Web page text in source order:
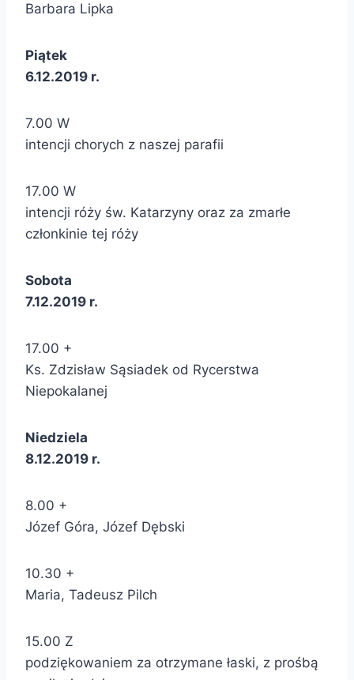
Barbara Lipka
Piątek
6.12.2019 r.
7.00 W
intencji chorych z naszej parafii
17.00 W
intencji róży św. Katarzyny oraz za zmarłe
członkinie tej róży
Sobota
7.12.2019 r.
17.00 +
Ks. Zdzisław Sąsiadek od Rycerstwa
Niepokalanej
Niedziela
8.12.2019 r.
8.00 +
Józef Góra, Józef Dębski
10.30 +
Maria, Tadeusz Pilch
15.00 Z
podziękowaniem za otrzymane łaski, z prośbą